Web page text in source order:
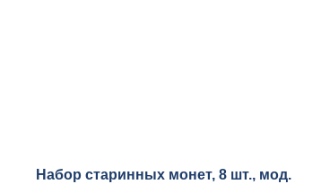
Набор старинных монет, 8 шт., мод.